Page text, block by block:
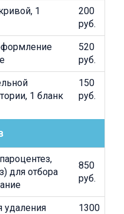
1
200
руб.
520
руб.
1 бланк
150
руб.
для отбора
850
руб.
удаления
1300